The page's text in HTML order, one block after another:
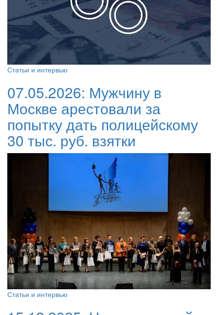
Статьи и интервью
07.05.2026: Мужчину в
Москве арестовали за
попытку дать полицейскому
30 тыс. руб. взятки
Статьи и интервью